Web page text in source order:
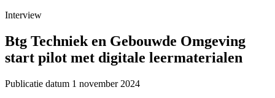
Interview
Btg Techniek en Gebouwde Omgeving
start pilot met digitale leermaterialen
Publicatie datum 1 november 2024